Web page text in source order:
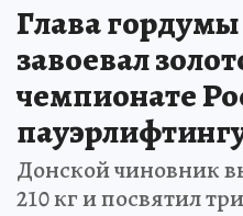
Глава
завоевал
чемпионате
Донской чиновник
210 кг и посвятил